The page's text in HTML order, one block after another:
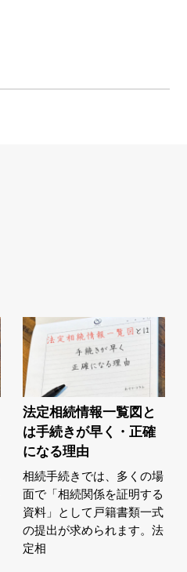
法定相続情報一覧図と
は手続きが早く・正確
になる理由
相続手続きでは、多くの場
面で「相続関係を証明する
資料」として戸籍書類一式
の提出が求められます。法
定相